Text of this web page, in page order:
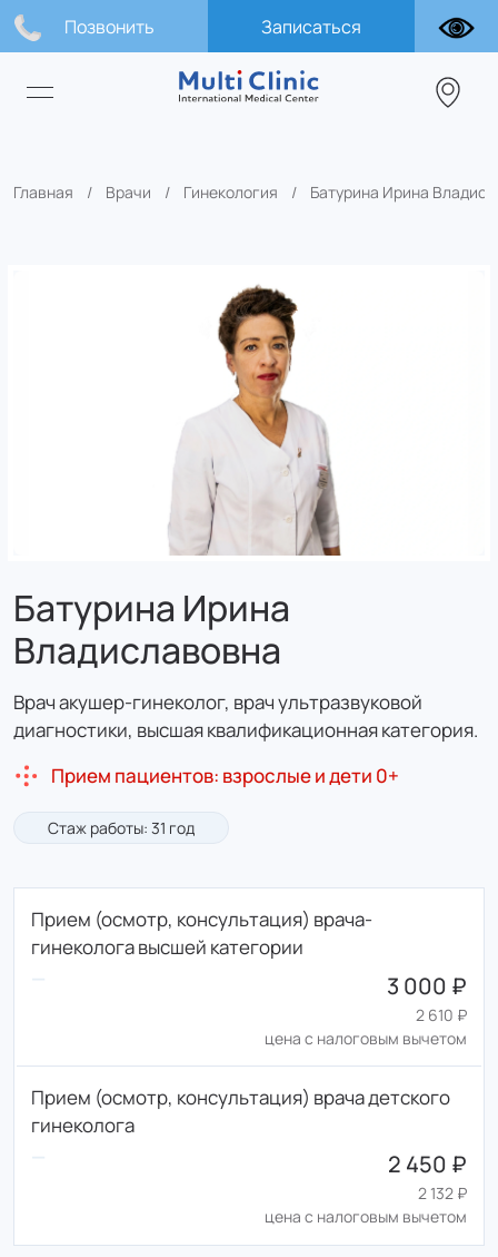
Позвонить Записаться
Главная Врачи Гинекология Батурина Ирина
Батурина Ирина
Владиславовна
Врач акушер-гинеколог, врач ультразвуковой
диагностики, высшая квалификационная категория.
Прием пациентов: взрослые и дети 0+
Стаж работы: 31 год
Прием (осмотр, консультация) врача-
гинеколога высшей категории
3 000 ₽
2 610 ₽
цена с налоговым вычетом
Прием (осмотр, консультация) врача детского
гинеколога
2 450 ₽
2 132 ₽
цена с налоговым вычетом